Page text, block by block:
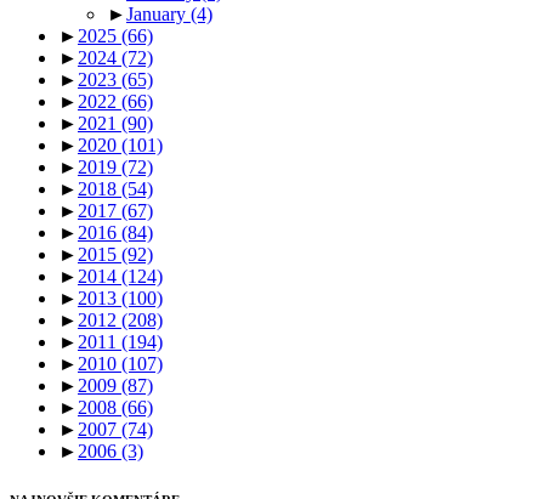
►January (4)
► 2025 (66)
► 2024 (72)
► 2023 (65)
► 2022 (66)
► 2021 (90)
► 2020 (101)
► 2019 (72)
► 2018 (54)
► 2017 (67)
► 2016 (84)
► 2015 (92)
► 2014 (124)
► 2013 (100)
► 2012 (208)
► 2011 (194)
► 2010 (107)
► 2009 (87)
► 2008 (66)
► 2007 (74)
► 2006 (3)